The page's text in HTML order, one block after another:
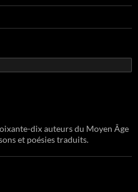
dix auteurs du Moyen Âge
et poésies traduits.